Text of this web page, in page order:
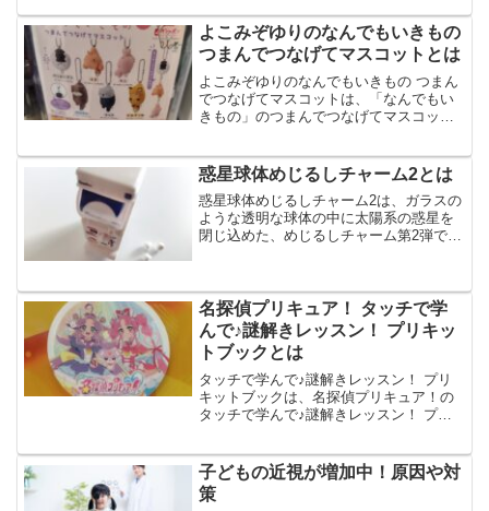
よこみぞゆりのなんでもいきもの
つまんでつなげてマスコットとは
よこみぞゆりのなんでもいきもの つまん
でつなげてマスコットは、「なんでもい
きもの」のつまんでつなげてマスコット
のラインナップで、ボールチェーンver.と
カニカンve...
惑星球体めじるしチャーム2とは
惑星球体めじるしチャーム2は、ガラスの
ような透明な球体の中に太陽系の惑星を
閉じ込めた、めじるしチャーム第2弾で
今回は、惑星球体めじるしチャーム2の楽
しみ方や購入方法...
名探偵プリキュア！ タッチで学
んで♪謎解きレッスン！ プリキッ
トブックとは
タッチで学んで♪謎解きレッスン！ プリ
キットブックは、名探偵プリキュア！の
タッチで学んで♪謎解きレッスン！ プリ
偵プリキュアが使用する、全14ページの
本とタッチペン...
子どもの近視が増加中！原因や対
策